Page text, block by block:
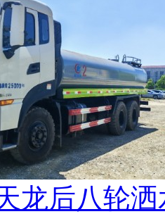
龙后八轮